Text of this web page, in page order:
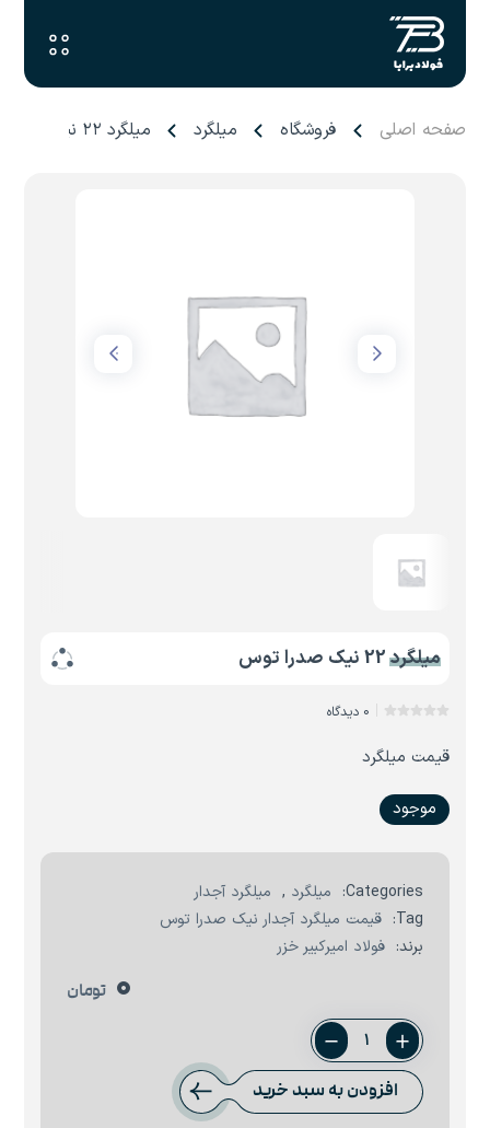
صفحه اصلی فروشگاه میلگرد میلگرد ۲۲ نیک صدرا توس
میلگرد 22 نیک صدرا توس
0 دیدگاه
قیمت میلگرد
موجود
Categories: میلگرد , میلگرد آجدار
Tag:
قیمت میلگرد آجدار نیک صدرا توس
برند: فولاد امیرکبیر خزر
0 تومان
میلگرد
22
نیک
افزودن به سبد خرید